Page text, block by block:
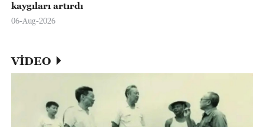
kaygıları artırdı
06-Aug-2026
VİDEO